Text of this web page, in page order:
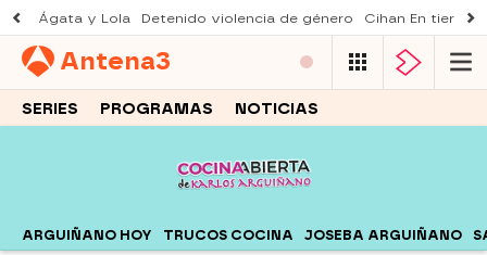
Ágata y Lola Detenido violencia de género Cihan En tierra
Antena3
SERIES PROGRAMAS NOTICIAS
ARGUIÑANO HOY TRUCOS COCINA JOSEBA ARGUIÑANO